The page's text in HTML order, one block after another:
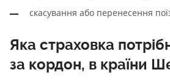
скасування або перенесення
Яка страховка
за кордон, в країни